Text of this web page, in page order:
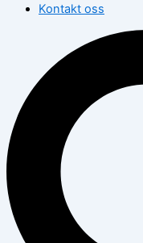
Kontakt oss